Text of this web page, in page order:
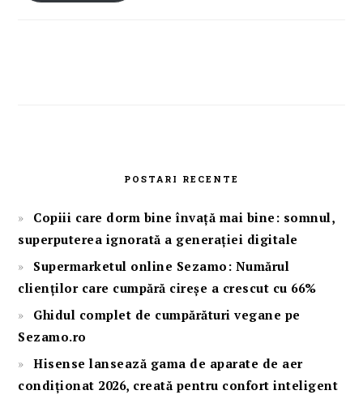
POSTARI RECENTE
Copiii care dorm bine învață mai bine: somnul,
superputerea ignorată a generației digitale
Supermarketul online Sezamo: Numărul
clienților care cumpără cireșe a crescut cu 66%
Ghidul complet de cumpărături vegane pe
Sezamo.ro
Hisense lansează gama de aparate de aer
condiționat 2026, creată pentru confort inteligent